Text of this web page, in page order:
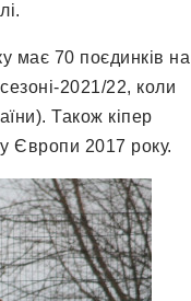
має 70 поєдинків на
2021/22, коли
Також кіпер
Європи 2017 року.